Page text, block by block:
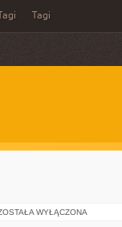
Tagi Tagi
WYŁĄCZONA